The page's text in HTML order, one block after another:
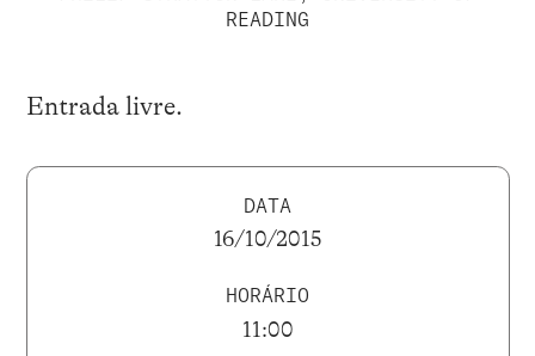
READING
Entrada livre.
DATA
16/10/2015
HORÁRIO
11:00